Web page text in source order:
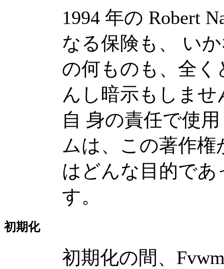
1994 年の Robert
なる保険も、 い
の何ものも、全
んし暗示もしま
自 身の責任で使
ムは、この著作
はどんな目的で
す。
初期化
初期化の間、